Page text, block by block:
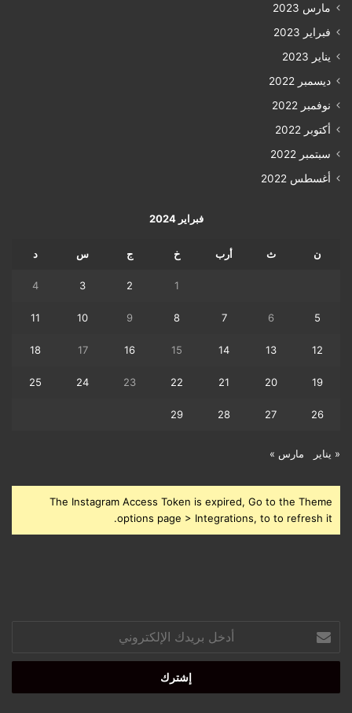
مارس 2023
فبراير 2023
يناير 2023
ديسمبر 2022
نوفمبر 2022
أكتوبر 2022
سبتمبر 2022
أغسطس 2022
فبراير 2024
ن ث أرب خ ج س د
1
2
3
4
5
6
7
8
9
10
11
12
13
14
15
16
17
18
19
20
21
22
23
24
25
26
27
28
29
« يناير مارس »
The Instagram Access Token is expired, Go to the Theme
options page > Integrations, to to refresh it.
بريدك
الإلكتروني